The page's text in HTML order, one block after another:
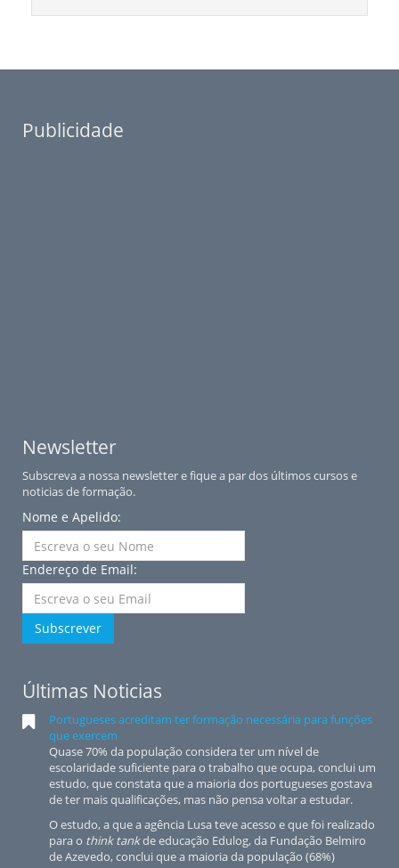
Publicidade
Newsletter
Subscreva a nossa newsletter e fique a par dos últimos cursos e
noticias de formação.
Nome e Apelido:
Endereço de Email:
Subscrever
Últimas Noticias
Portugueses acreditam ter formação necessária para funções
que exercem
Quase 70% da população considera ter um nível de
escolaridade suficiente para o trabalho que ocupa, conclui um
estudo, que constata que a maioria dos portugueses gostava
de ter mais qualificações, mas não pensa voltar a estudar.
O estudo, a que a agência Lusa teve acesso e que foi realizado
para o think tankde educação Edulog, da Fundação Belmiro
de Azevedo, conclui que a maioria da população (68%)